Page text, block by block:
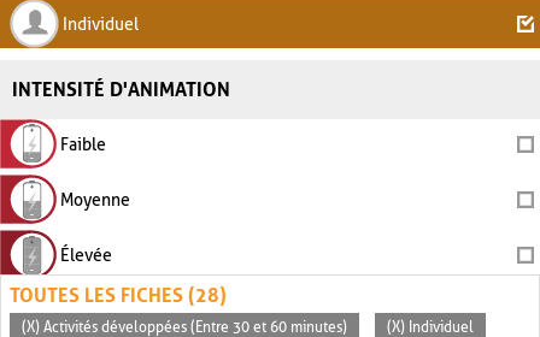
Individuel
INTENSITÉ D'ANIMATION
Faible
Moyenne
Élevée
TOUTES LES FICHES (28)
(X) Activités développées (Entre 30 et 60 minutes) (X) Individuel